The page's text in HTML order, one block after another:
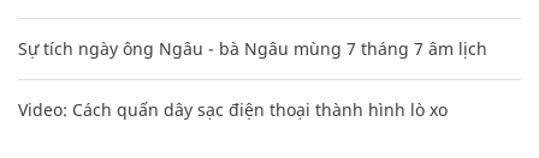
Sự tích ngày ông Ngâu - bà Ngâu mùng 7 tháng 7 âm lịch
Video: Cách quấn dây sạc điện thoại thành hình lò xo